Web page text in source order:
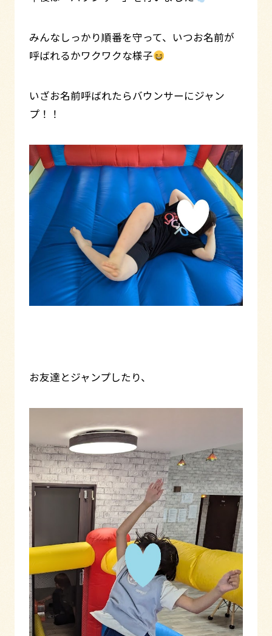
みんなしっかり順番を守って、いつお名前が
呼ばれるかワクワクな様子
いざお名前呼ばれたらバウンサーにジャン
プ！！
お友達とジャンプしたり、